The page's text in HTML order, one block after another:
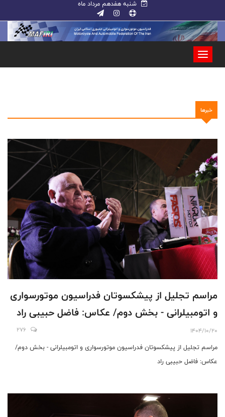
شنبه هفدهم مرداد ماه
خبرها
مراسم تجلیل از پیشکسوتان فدراسیون موتورسواری
و اتومبیلرانی - بخش دوم/ عکاس: فاضل حبیبی راد
1404/10/20
276
مراسم تجلیل از پیشکسوتان فدراسیون موتورسواری و اتومبیلرانی - بخش دوم/
عکاس: فاضل حبیبی راد